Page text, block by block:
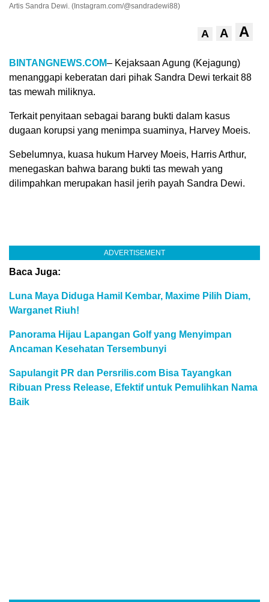
Artis Sandra Dewi. (Instagram.com/@sandradewi88)
A A A
BINTANGNEWS.COM– Kejaksaan Agung (Kejagung)
menanggapi keberatan dari pihak Sandra Dewi terkait 88
tas mewah miliknya.
Terkait penyitaan sebagai barang bukti dalam kasus
dugaan korupsi yang menimpa suaminya, Harvey Moeis.
Sebelumnya, kuasa hukum Harvey Moeis, Harris Arthur,
menegaskan bahwa barang bukti tas mewah yang
dilimpahkan merupakan hasil jerih payah Sandra Dewi.
ADVERTISEMENT
Baca Juga:
Luna Maya Diduga Hamil Kembar, Maxime Pilih Diam,
Warganet Riuh!
Panorama Hijau Lapangan Golf yang Menyimpan
Ancaman Kesehatan Tersembunyi
Sapulangit PR dan Persrilis.com Bisa Tayangkan
Ribuan Press Release, Efektif untuk Pemulihkan Nama
Baik